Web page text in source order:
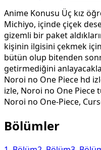
Anime Konusu Üç kız
Michiyo, içinde çiçek
gizemli bir paket
kişinin ilgisini çekmek
bütün olup bitenden
getirmediğini
Noroi no One Piece hd
izle, Noroi no One Piece
Noroi no One-Piece,
Bölümler